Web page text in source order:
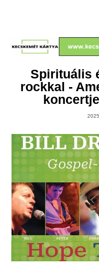
Spirituális
rockkal -